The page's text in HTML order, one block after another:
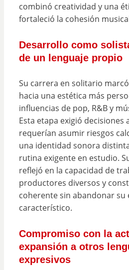
combinó creatividad y una
fortaleció la cohesión
Desarrollo como
de un lenguaje propio
Su carrera en solitario
hacia una estética más
influencias de pop, R&B y
Esta etapa exigió decisiones
requerían asumir riesgos
una identidad sonora
rutina exigente en estudio.
reflejó en la capacidad de
productores diversos y
coherente sin abandonar su
característico.
Compromiso con la
expansión a otros
expresivos